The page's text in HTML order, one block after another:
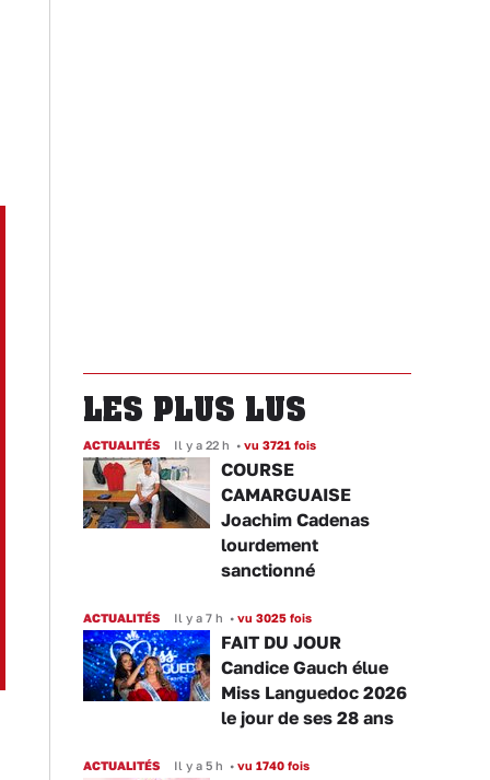
LES PLUS LUS
ACTUALITÉS Il y a 22 h • vu 3721 fois
COURSE
CAMARGUAISE
Joachim Cadenas
lourdement
sanctionné
ACTUALITÉS Il y a 7 h • vu 3025 fois
FAIT DU JOUR
Candice Gauch élue
Miss Languedoc 2026
le jour de ses 28 ans
ACTUALITÉS Il y a 5 h • vu 1740 fois